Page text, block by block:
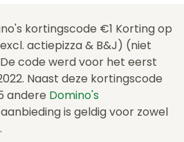
kortingscode €1 Korting op
actiepizza & B&J) (niet
code werd voor het eerst
Naast deze kortingscode
andere Domino's
is geldig voor zowel